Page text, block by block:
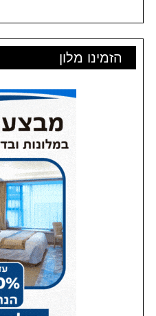
הזמינו מלון